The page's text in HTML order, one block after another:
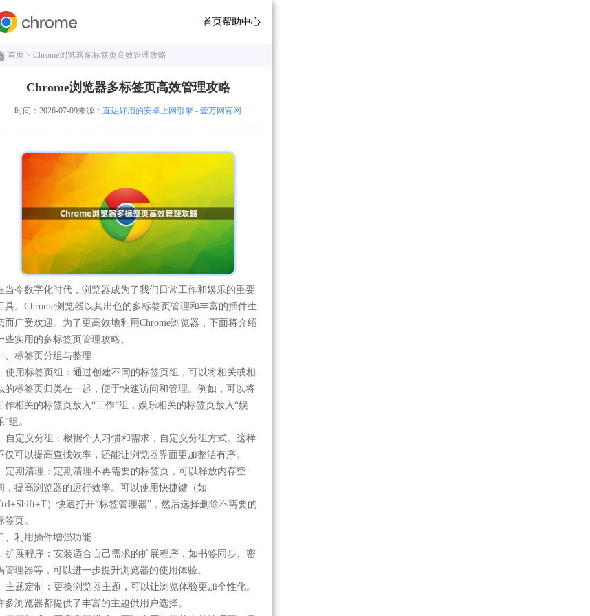
首页帮助中心
首页 > Chrome浏览器多标签页高效管理攻略
Chrome浏览器多标签页高效管理攻略
时间：2026-07-09来源： 直达好用的安卓上网引擎 - 壹万网官网
当今数字化时代，浏览器成为了我们日常工作和娱乐的重要
具。Chrome浏览器以其出色的多标签页管理和丰富的插件生
而广受欢迎。为了更高效地利用Chrome浏览器，下面将介绍
些实用的多标签页管理攻略。
、标签页分组与整理
使用标签页组：通过创建不同的标签页组，可以将相关或相
的标签页归类在一起，便于快速访问和管理。例如，可以将
作相关的标签页放入“工作”组，娱乐相关的标签页放入“娱
”组。
自定义分组：根据个人习惯和需求，自定义分组方式。这样
仅可以提高查找效率，还能让浏览器界面更加整洁有序。
定期清理：定期清理不再需要的标签页，可以释放内存空
，提高浏览器的运行效率。可以使用快捷键（如
）快速打开“标签管理器”，然后选择删除不需要的
签页。
、利用插件增强功能
扩展程序：安装适合自己需求的扩展程序，如书签同步、密
管理器等，可以进一步提升浏览器的使用体验。
主题定制：更换浏览器主题，可以让浏览体验更加个性化。
多浏览器都提供了丰富的主题供用户选择。